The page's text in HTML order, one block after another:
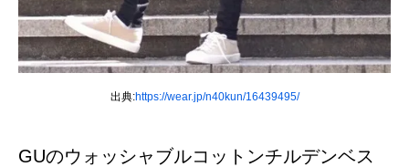
出典:https://wear.jp/n40kun/16439495/
GUのウォッシャブルコットンチルデンベス